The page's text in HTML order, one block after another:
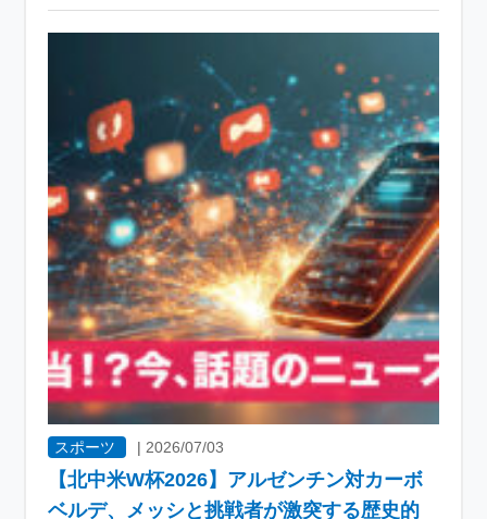
スポーツ | 2026/07/03
【北中米W杯2026】アルゼンチン対カーボ
ベルデ、メッシと挑戦者が激突する歴史的